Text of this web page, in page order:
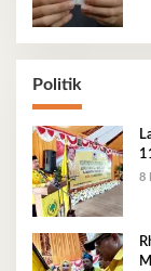
Politik
8